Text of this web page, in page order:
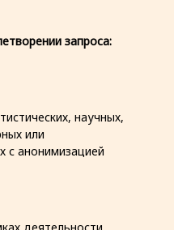
запроса:
научных,
или
с анонимизацией